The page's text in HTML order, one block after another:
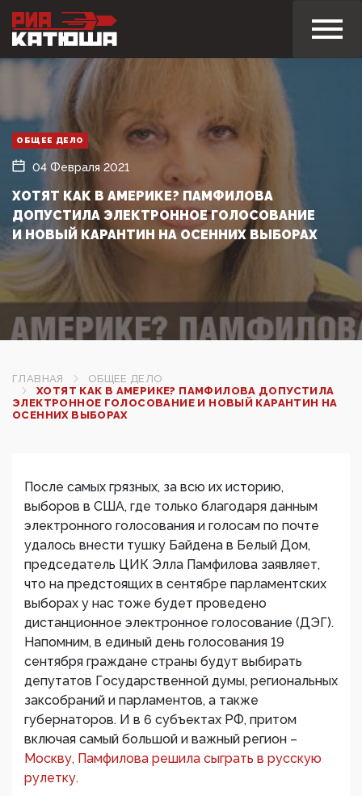
ОБЩЕЕ ДЕЛО
04 Февраля 2021
ХОТЯТ КАК В АМЕРИКЕ? ПАМФИЛОВА
ДОПУСТИЛА ЭЛЕКТРОННОЕ ГОЛОСОВАНИЕ
И НОВЫЙ КАРАНТИН НА ОСЕННИХ ВЫБОРАХ
ГЛАВНАЯ
ОБЩЕЕ ДЕЛО
ХОТЯТ КАК В АМЕРИКЕ? ПАМФИЛОВА ДОПУСТИЛА
ЭЛЕКТРОННОЕ ГОЛОСОВАНИЕ И НОВЫЙ КАРАНТИН НА
ОСЕННИХ ВЫБОРАХ
После самых грязных, за всю их историю,
выборов в США, где только благодаря данным
электронного голосования и голосам по почте
удалось внести тушку Байдена в Белый Дом,
председатель ЦИК Элла Памфилова заявляет,
что на предстоящих в сентябре парламентских
выборах у нас тоже будет проведено
дистанционное электронное голосование (ДЭГ).
Напомним, в единый день голосования 19
сентября граждане страны будут выбирать
депутатов Государственной думы, региональных
заксобраний и парламентов, а также
губернаторов. И в 6 субъектах РФ, притом
включая самый большой и важный регион –
Москву, Памфилова решила сыграть в русскую
рулетку.